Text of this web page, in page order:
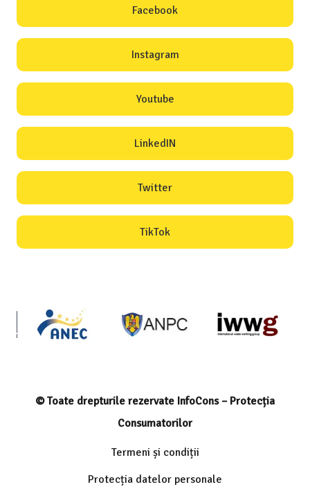
Facebook
Instagram
Youtube
LinkedIN
Twitter
TikTok
© Toate drepturile rezervate InfoCons – Protecția
Consumatorilor
Termeni și condiții
Protecția datelor personale